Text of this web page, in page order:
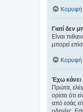
Κορυφή
Γιατί δεν
Είναι
μπορεί
Κορυφή
Έχω κάνει
Πρώτα,
ορίσει ότι
από εσάς